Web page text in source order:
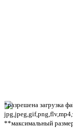
*разрешена загрузка
**максимальный